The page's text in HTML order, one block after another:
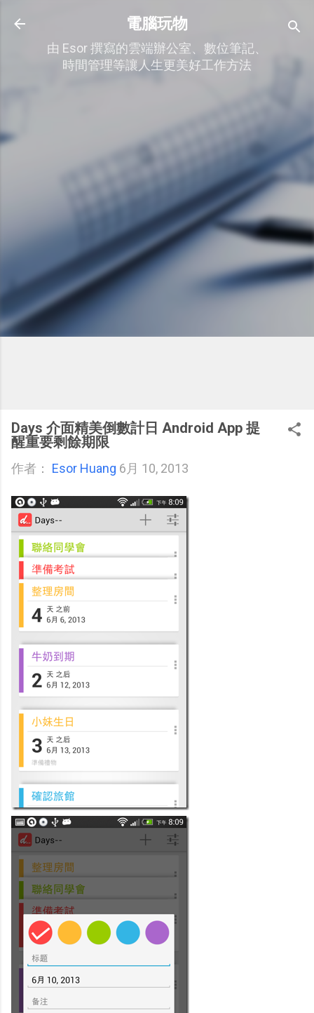
跳到主要內容
電腦玩物
由 Esor 撰寫的雲端辦公室、數位筆記、
時間管理等讓人生更美好工作方法
Days 介面精美倒數計日 Android App 提
醒重要剩餘期限
作者： Esor Huang 6月 10, 2013